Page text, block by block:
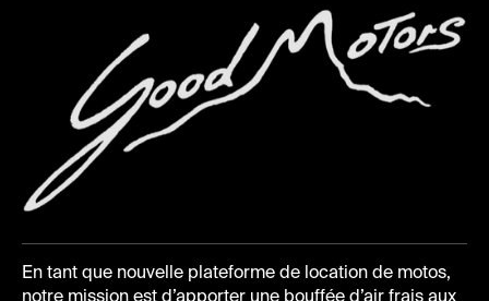
En tant que nouvelle plateforme de location de motos,